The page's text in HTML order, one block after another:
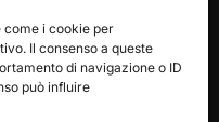
i cookie per
Il consenso a queste
di navigazione o ID
può influire
byWPZOOM